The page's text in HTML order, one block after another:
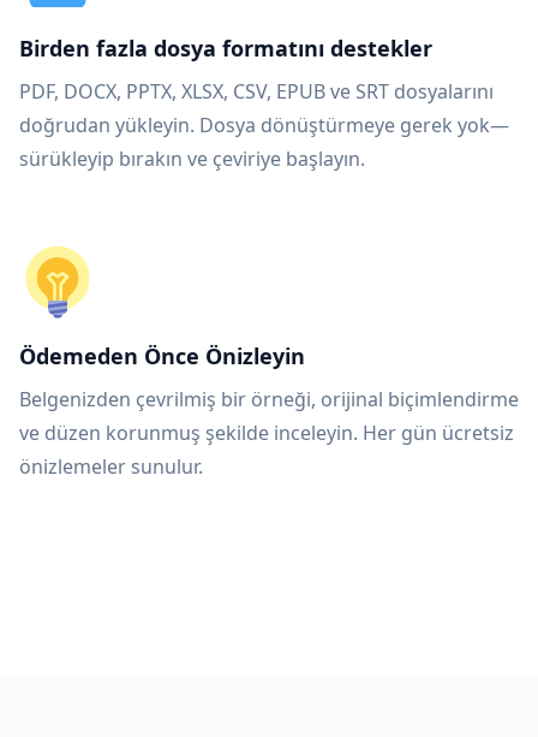
Birden fazla dosya formatını destekler
PDF, DOCX, PPTX, XLSX, CSV, EPUB ve SRT dosyalarını
doğrudan yükleyin. Dosya dönüştürmeye gerek yok—
sürükleyip bırakın ve çeviriye başlayın.
Ödemeden Önce Önizleyin
Belgenizden çevrilmiş bir örneği, orijinal biçimlendirme
ve düzen korunmuş şekilde inceleyin. Her gün ücretsiz
önizlemeler sunulur.